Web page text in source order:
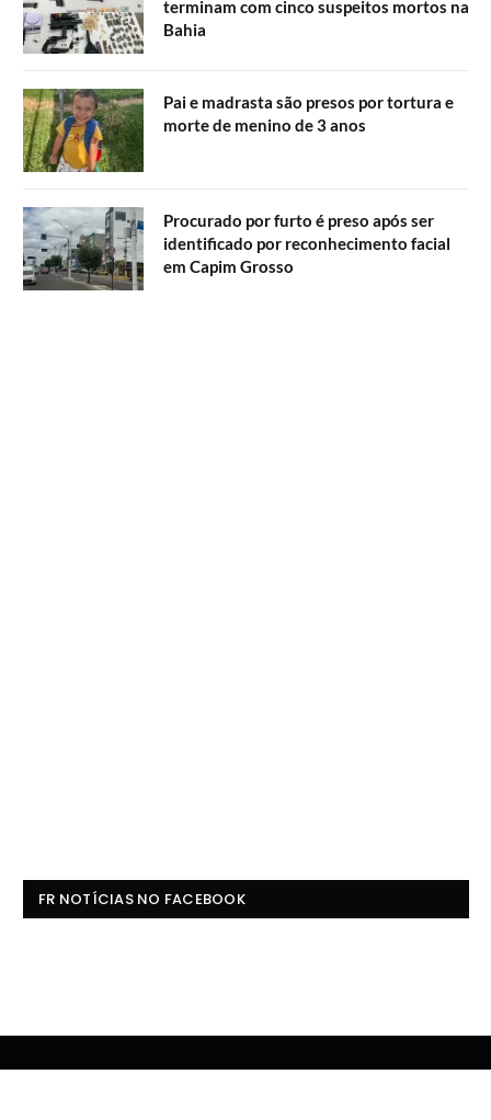
terminam com cinco suspeitos mortos na
Bahia
Pai e madrasta são presos por tortura e
morte de menino de 3 anos
Procurado por furto é preso após ser
identificado por reconhecimento facial
em Capim Grosso
FR NOTÍCIAS NO FACEBOOK